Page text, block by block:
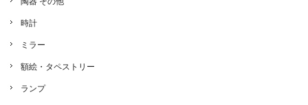
時計
ミラー
額絵・タペストリー
ランプ